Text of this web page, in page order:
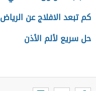
كم تبعد الافلاج عن الرياض
حل سريع لألم الأذن